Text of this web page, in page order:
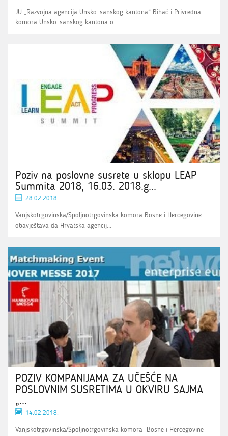
JU „Razvojna agencija Unsko-sanskog kantona“ Bihać i Privredna
komora Unsko-sanskog kantona o...
Poziv na poslovne susrete u sklopu LEAP
Summita 2018, 16.03. 2018.g...
28.02.2018.
Vanjskotrgovinska/Spoljnotrgovinska komora Bosne i Hercegovine
obavještava da Hrvatska agencij...
POZIV KOMPANIJAMA ZA UČEŠĆE NA
POSLOVNIM SUSRETIMA U OKVIRU SAJMA
„...
14.02.2018.
Vanjskotrgovinska/Spoljnotrgovinska komora Bosne i Hercegovine